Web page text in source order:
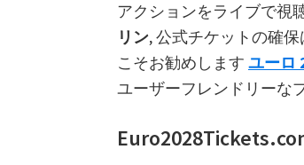
アクションをライブで視
リン, 公式チケットの確
こそお勧めします ユーロ
ユーザーフレンドリーな